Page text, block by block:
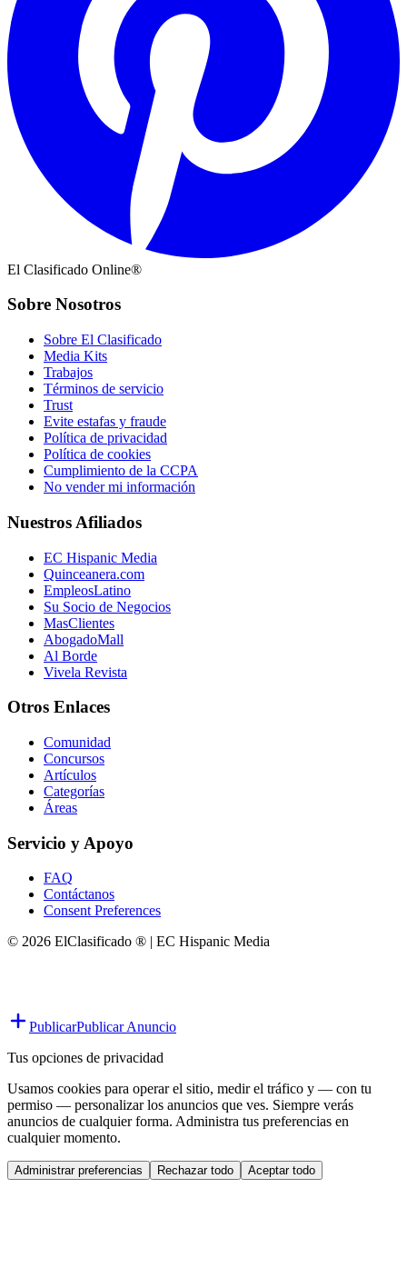
El Clasificado Online®
Sobre Nosotros
Sobre El Clasificado
Media Kits
Trabajos
Términos de servicio
Trust
Evite estafas y fraude
Política de privacidad
Política de cookies
Cumplimiento de la CCPA
No vender mi información
Nuestros Afiliados
EC Hispanic Media
Quinceanera.com
EmpleosLatino
Su Socio de Negocios
MasClientes
AbogadoMall
Al Borde
Vivela Revista
Otros Enlaces
Comunidad
Concursos
Artículos
Categorías
Áreas
Servicio y Apoyo
FAQ
Contáctanos
Consent Preferences
© 2026 ElClasificado ® | EC Hispanic Media
PublicarPublicar Anuncio
Tus opciones de privacidad
Usamos cookies para operar el sitio, medir el tráfico y — con tu
permiso — personalizar los anuncios que ves. Siempre verás
anuncios de cualquier forma. Administra tus preferencias en
cualquier momento.
Administrar preferencias Rechazar todo Aceptar todo